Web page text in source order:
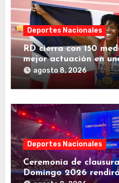
Deportes Nacionales
RD cierra con 150
mejor actuación en
Centroamericanos
agosto 8, 2026
Deportes Nacionales
Ceremonia de
Domingo 2026